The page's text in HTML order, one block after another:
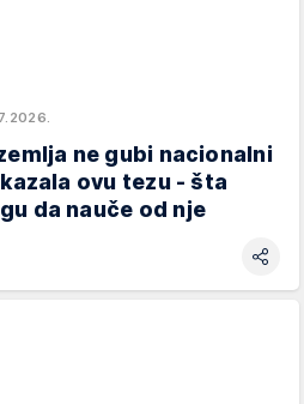
ne gubi nacionalni
ovu tezu - šta
da nauče od nje